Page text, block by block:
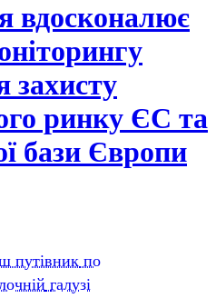
вдосконалює
захисту
ринку ЄС та
бази Європи
путівник по
галузі